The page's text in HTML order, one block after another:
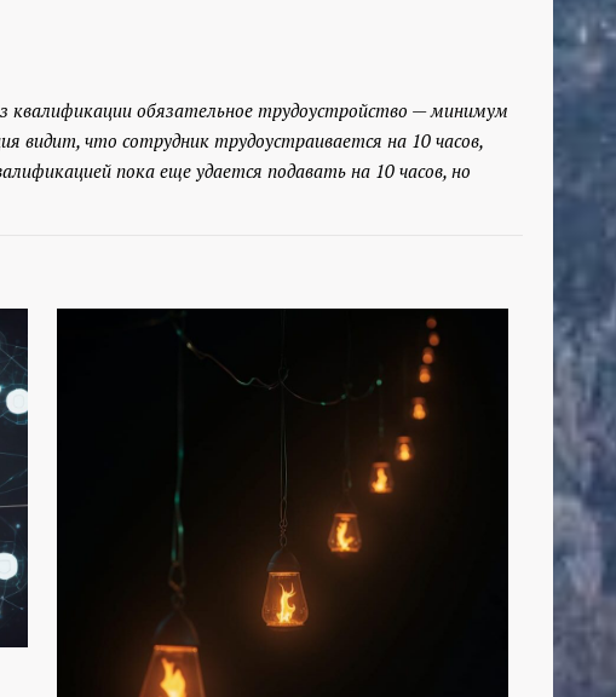
квалификации обязательное трудоустройство — минимум
видит, что сотрудник трудоустраивается на 10 часов,
пока еще удается подавать на 10 часов, но